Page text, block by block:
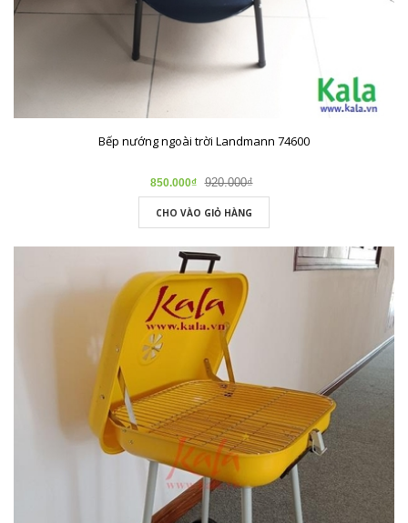
Bếp nướng ngoài trời Landmann 74600
850.000₫ 920.000₫
CHO VÀO GIỎ HÀNG